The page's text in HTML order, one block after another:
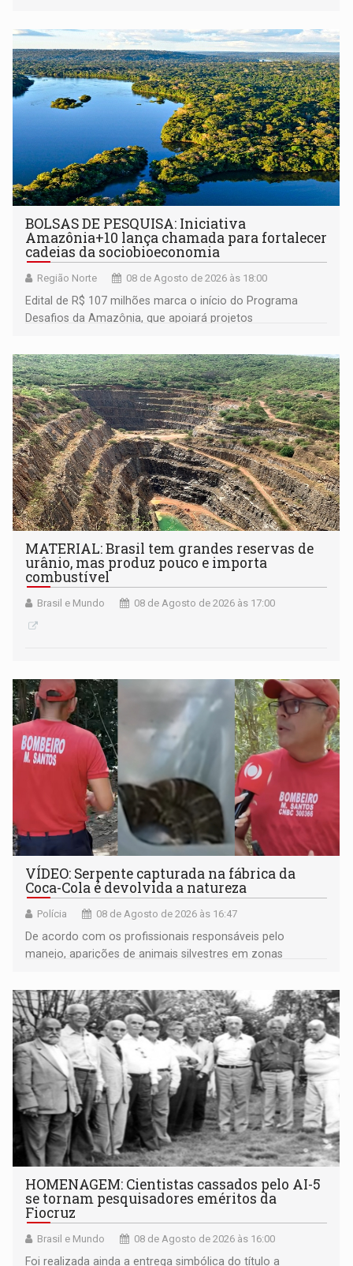
BOLSAS DE PESQUISA: Iniciativa
Amazônia+10 lança chamada para fortalecer
cadeias da sociobioeconomia
Região Norte 08 de Agosto de 2026 às 18:00
Edital de R$ 107 milhões marca o início do Programa
Desafios da Amazônia, que apoiará projetos
submissão de pré-propostas poderá ser feita até 1º de
setembro
MATERIAL: Brasil tem grandes reservas de
urânio, mas produz pouco e importa
combustível
Brasil e Mundo 08 de Agosto de 2026 às 17:00
VÍDEO: Serpente capturada na fábrica da
Coca-Cola é devolvida a natureza
Polícia 08 de Agosto de 2026 às 16:47
De acordo com os profissionais responsáveis pelo
manejo, aparições de animais silvestres em zonas
HOMENAGEM: Cientistas cassados pelo AI-5
se tornam pesquisadores eméritos da
Fiocruz
Brasil e Mundo 08 de Agosto de 2026 às 16:00
Foi realizada ainda a entrega simbólica do título a